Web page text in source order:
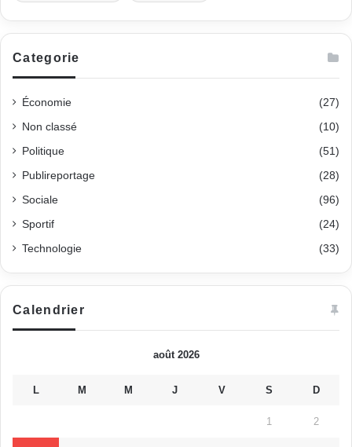
Categorie
Économie (27)
Non classé (10)
Politique (51)
Publireportage (28)
Sociale (96)
Sportif (24)
Technologie (33)
Calendrier
août 2026
L M M J V S D
1 2